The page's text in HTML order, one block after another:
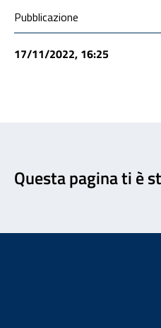
Condivisione social
Pubblicazione
17/11/2022, 16:25
Questa pagina ti è